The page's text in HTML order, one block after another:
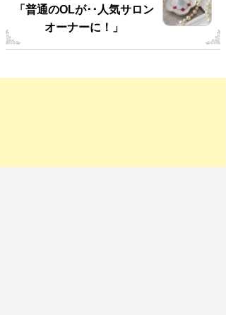
「普通のOLが･･人気サロン
オーナーに！」